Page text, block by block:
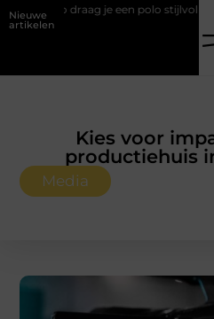
Nieuwe
artikelen
zo draag je een polo stijlvol
Kies voor
productiehuis
Media